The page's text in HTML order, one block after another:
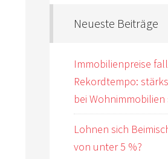
Neueste Beiträge
Immobilienpreise
Rekordtempo:
bei
Lohnen sich
von unter 5 %?